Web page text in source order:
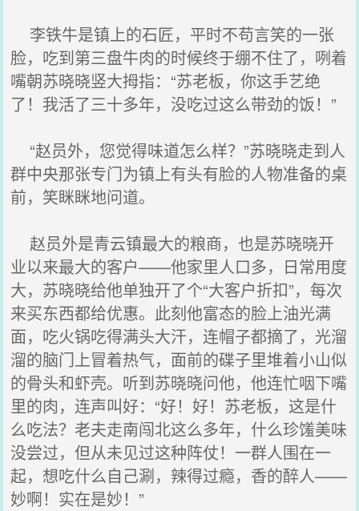
李铁牛是镇上的石匠，平时不苟言笑的一张
脸，吃到第三盘牛肉的时候终于绷不住了，咧着
嘴朝苏晓晓竖大拇指：“苏老板，你这手艺绝
了！我活了三十多年，没吃过这么带劲的饭！”
“赵员外，您觉得味道怎么样？”苏晓晓走到人
群中央那张专门为镇上有头有脸的人物准备的桌
前，笑眯眯地问道。
赵员外是青云镇最大的粮商，也是苏晓晓开
业以来最大的客户——他家里人口多，日常用度
大，苏晓晓给他单独开了个“大客户折扣”，每次
来买东西都给优惠。此刻他富态的脸上油光满
面，吃火锅吃得满头大汗，连帽子都摘了，光溜
溜的脑门上冒着热气，面前的碟子里堆着小山似
的骨头和虾壳。听到苏晓晓问他，他连忙咽下嘴
里的肉，连声叫好：“好！好！苏老板，这是什
么吃法？老夫走南闯北这么多年，什么珍馐美味
没尝过，但从未见过这种阵仗！一群人围在一
起，想吃什么自己涮，辣得过瘾，香的醉人——
妙啊！实在是妙！”